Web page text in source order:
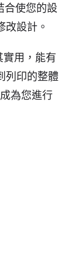
合使您的設
改設計。
實用，能有
列印的整體
為您進行